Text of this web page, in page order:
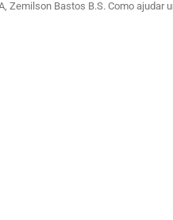
Zemilson Bastos B.S. Como ajudar